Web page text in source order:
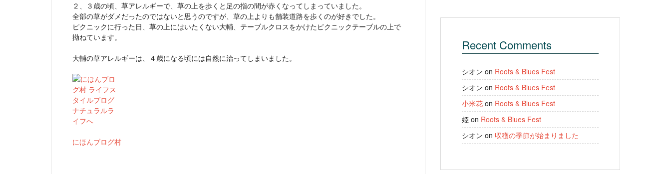
２、３歳の頃、草アレルギーで、草の上を歩くと足の指の間が赤くなってしまっていました。
全部の草がダメだったのではないと思うのですが、草の上よりも舗装道路を歩くのが好きでした。
ピクニックに行った日、草の上にはいたくない大輔、テーブルクロスをかけたピクニックテーブルの上で
拗ねています。
大輔の草アレルギーは、４歳になる頃には自然に治ってしまいました。
にほんブログ村
Recent Comments
シオン on Roots & Blues Fest
シオン on Roots & Blues Fest
小米花 on Roots & Blues Fest
姫 on Roots & Blues Fest
シオン on 収穫の季節が始まりました